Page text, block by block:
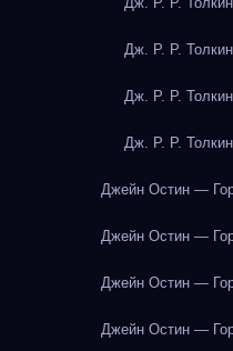
Дж. Р. Р.
Дж. Р. Р.
Дж. Р. Р.
Джейн Остин —
Джейн Остин —
Джейн Остин —
Джейн Остин —